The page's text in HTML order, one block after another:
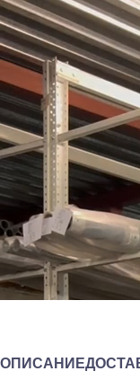
ОПИСАНИЕ